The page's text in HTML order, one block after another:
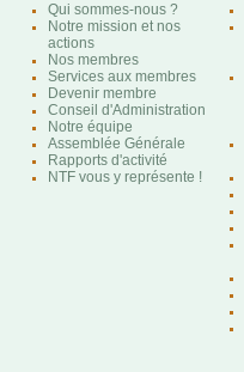
Qui sommes-nous ?
Notre mission et nos
actions
Nos membres
Services aux membres
Devenir membre
Conseil d'Administration
Notre équipe
Assemblée Générale
Rapports d'activité
NTF vous y représente !